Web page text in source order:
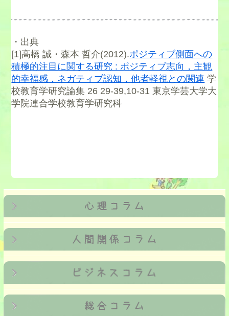
・出典
[1]高橋 誠・森本 哲介(2012).ポジティブ側面への
積極的注目に関する研究 : ポジティブ志向，主観
的幸福感，ネガティブ認知，他者軽視との関連 学
校教育学研究論集 26 29-39,10-31 東京学芸大学大
学院連合学校教育学研究科